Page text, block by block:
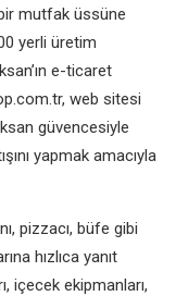
mutfak üssüne
yerli üretim
e-ticaret
web sitesi
güvencesiyle
yapmak amacıyla
pizzacı, büfe gibi
hızlıca yanıt
içecek ekipmanları,